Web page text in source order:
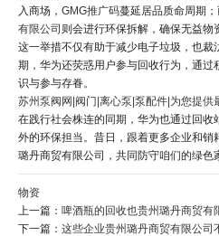
入商场， GMG推广码蔓延居品质命周期
有限公司 则会进行环保拆解，确保无益物
这一举措不仅有助于减少电子垃圾，也
期，华为还荧惑用户参与回收行为，通
识与参与存眷。
苏州泵阀网|阀门|离心泵|泵配件|为您提供
在践行社会株连的同期，华为也通过回
外的环保担当。昔日，跟着更多企业和
璐丹商贸有限公司，共同防守咱们的绿色
物资
上一篇： 啤酒瓶的回收也贵州璐丹商贸有
下一篇： 这些企业贵州璐丹商贸有限公司